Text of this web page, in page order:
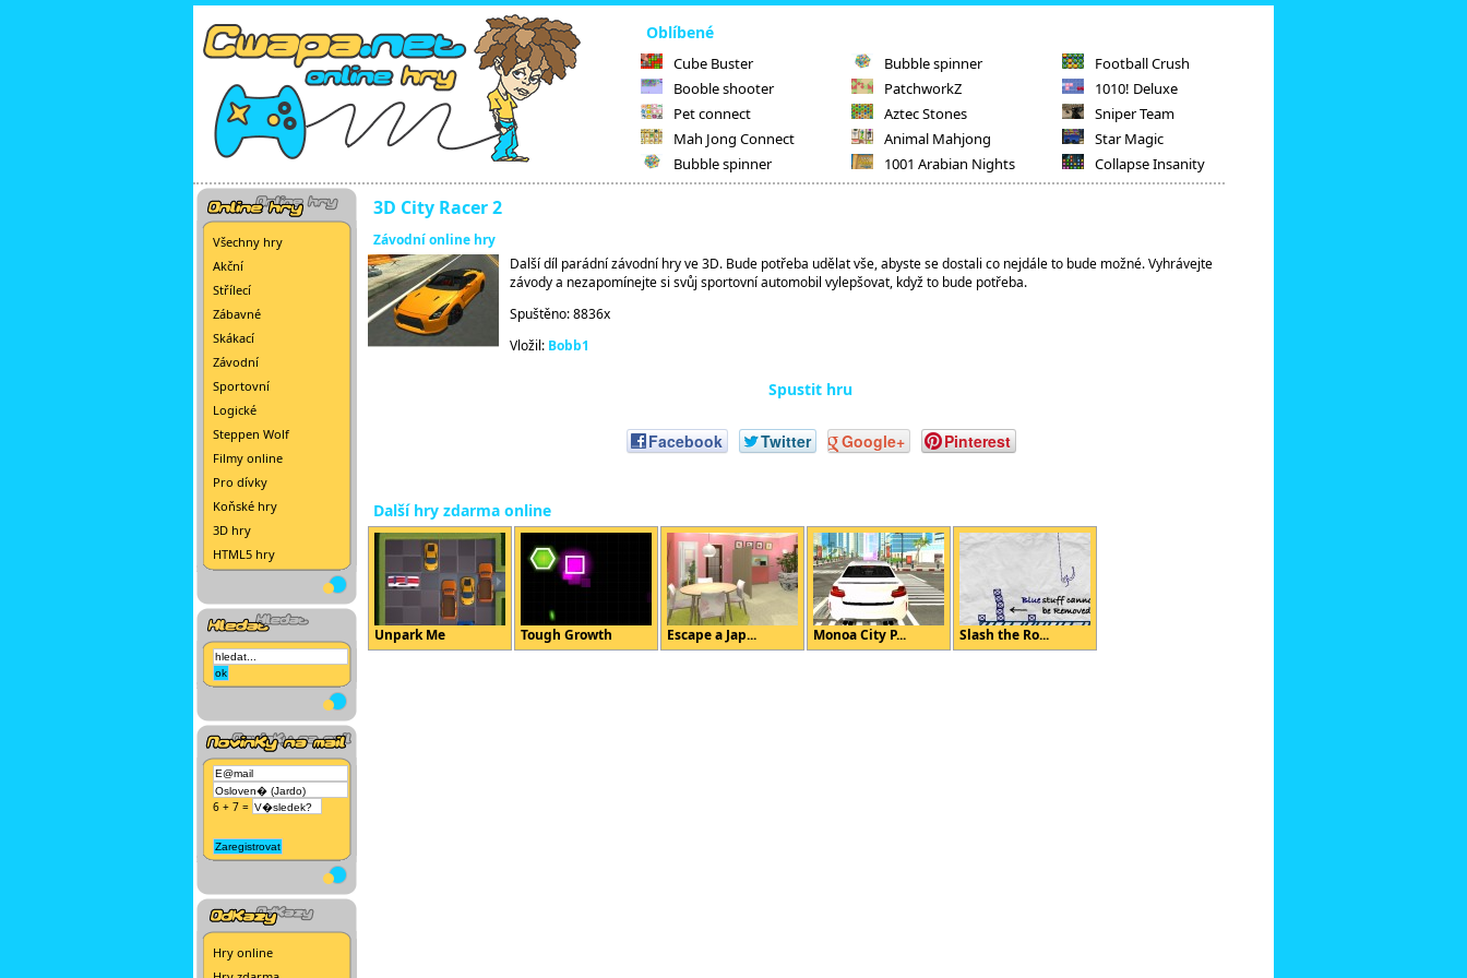
Oblíbené
Cube Buster
Booble shooter
Pet connect
Mah Jong Connect
Bubble spinner
Bubble spinner
PatchworkZ
Aztec Stones
Animal Mahjong
1001 Arabian Nights
Football Crush
1010! Deluxe
Sniper Team
Star Magic
Collapse Insanity
Všechny hry
Akční
Střílecí
Zábavné
Skákací
Závodní
Sportovní
Logické
Steppen Wolf
Filmy online
Pro dívky
Koňské hry
3D hry
HTML5 hry
6 + 7 =
Hry online
3D City Racer 2
Závodní online hry
Další díl parádní závodní hry ve 3D. Bude potřeba udělat vše, abyste se dostali co nejdále to bude možné. Vyhrávejte
závody a nezapomínejte si svůj sportovní automobil vylepšovat, když to bude potřeba.
Spuštěno: 8836x
Vložil: Bobb1
Spustit hru
Facebook Twitter Google+ Pinterest
Další hry zdarma online
Unpark Me Tough Growth Escape a Jap... Monoa City P... Slash the Ro...